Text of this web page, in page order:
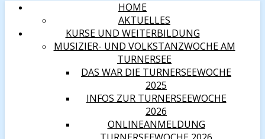
HOME
AKTUELLES
KURSE UND WEITERBILDUNG
MUSIZIER- UND VOLKSTANZWOCHE AM
TURNERSEE
DAS WAR DIE TURNERSEEWOCHE
2025
INFOS ZUR TURNERSEEWOCHE
2026
ONLINEANMELDUNG